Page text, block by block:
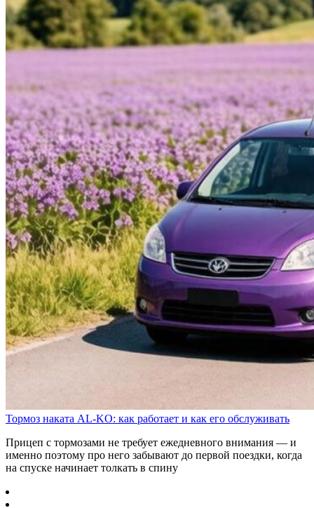
Тормоз наката AL-KO: как работает и как его обслуживать
Прицеп с тормозами не требует ежедневного внимания — и
именно поэтому про него забывают до первой поездки, когда
на спуске начинает толкать в спину